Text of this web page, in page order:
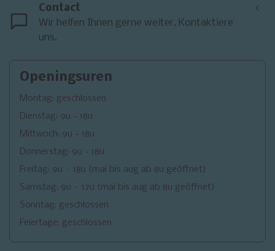
Contact
Wir helfen Ihnen gerne weiter. Kontaktiere
uns.
<
Openingsuren
Montag: geschlossen
Dienstag: 9u - 18u
Mittwoch: 9u - 18u
Donnerstag: 9u - 18u
Freitag: 9u – 18u (mai bis aug ab 8u geöffnet)
Samstag: 9u – 17u (mai bis aug ab 8u geöffnet)
Sonntag: geschlossen
Feiertage: geschlossen